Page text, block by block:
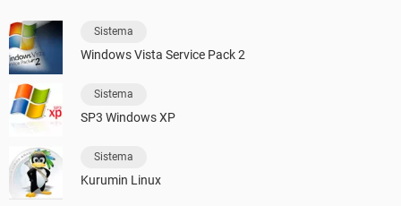
Sistema
Windows Vista Service Pack 2
Sistema
SP3 Windows XP
Sistema
Kurumin Linux